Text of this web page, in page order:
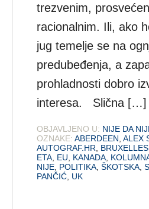
trezvenim,
racionalnim. Ili, ako
jug temelje se na
predubeđenja, a
prohladnosti dobro
interesa. Slična […]
OBJAVLJENO U: NIJE DA
OZNAKE: ABERDEEN ,ALEX
AUTOGRAF.HR
BRUXELLES
ETA EU KANADA
NIJE POLITIKA ,ŠKOTSKA ,
PANČIĆ UK